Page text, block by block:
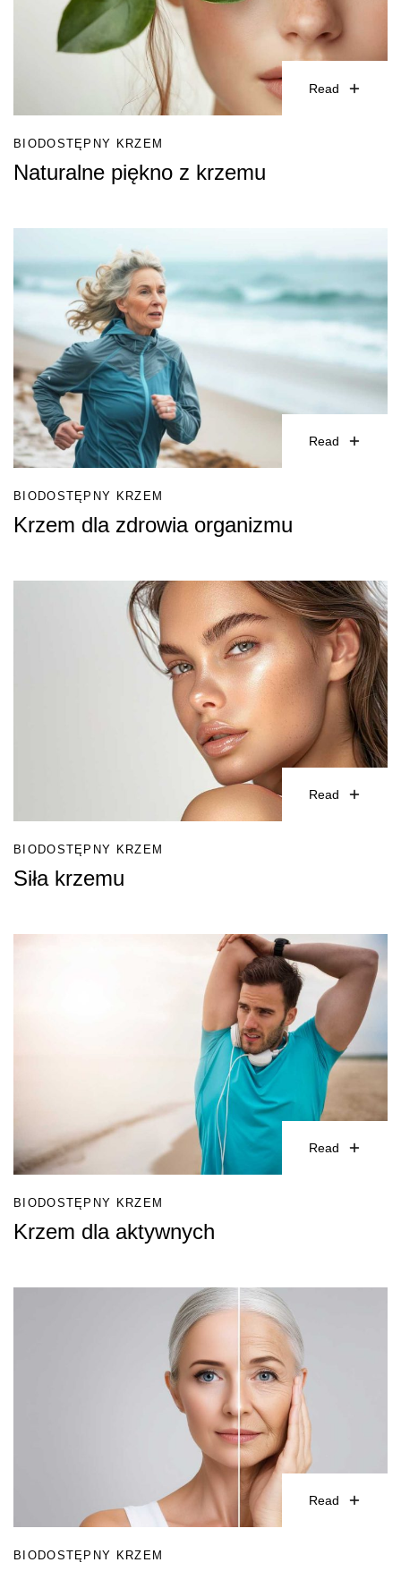
Read
BIODOSTĘPNY KRZEM
Naturalne piękno z krzemu
Read
BIODOSTĘPNY KRZEM
Krzem dla zdrowia organizmu
Read
BIODOSTĘPNY KRZEM
Siła krzemu
Read
BIODOSTĘPNY KRZEM
Krzem dla aktywnych
Read
BIODOSTĘPNY KRZEM